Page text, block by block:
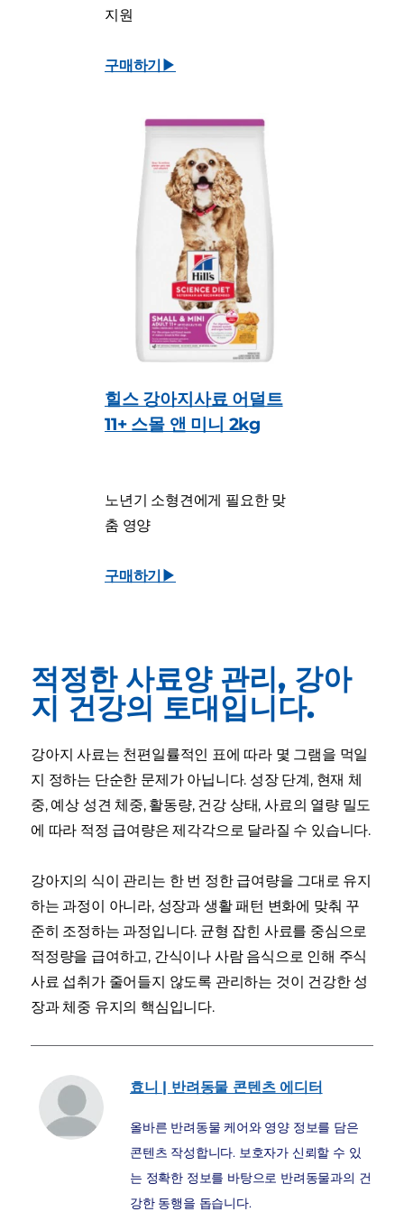
지원
구매하기▶
힐스 강아지사료 어덜트
11+ 스몰 앤 미니 2kg
노년기 소형견에게 필요한 맞
춤 영양
구매하기▶
적정한 사료양 관리, 강아
지 건강의 토대입니다.
강아지 사료는 천편일률적인 표에 따라 몇 그램을 먹일
지 정하는 단순한 문제가 아닙니다. 성장 단계, 현재 체
중, 예상 성견 체중, 활동량, 건강 상태, 사료의 열량 밀도
에 따라 적정 급여량은 제각각으로 달라질 수 있습니다.
강아지의 식이 관리는 한 번 정한 급여량을 그대로 유지
하는 과정이 아니라, 성장과 생활 패턴 변화에 맞춰 꾸
준히 조정하는 과정입니다. 균형 잡힌 사료를 중심으로
적정량을 급여하고, 간식이나 사람 음식으로 인해 주식
사료 섭취가 줄어들지 않도록 관리하는 것이 건강한 성
장과 체중 유지의 핵심입니다.
효니 | 반려동물 콘텐츠 에디터
올바른 반려동물 케어와 영양 정보를 담은
콘텐츠 작성합니다. 보호자가 신뢰할 수 있
는 정확한 정보를 바탕으로 반려동물과의 건
강한 동행을 돕습니다.